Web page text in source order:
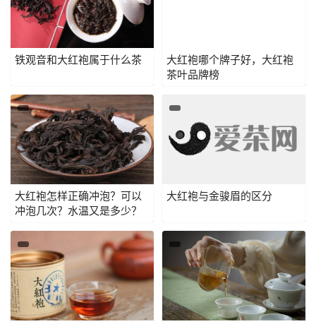
铁观音和大红袍属于什么茶
大红袍哪个牌子好，大红袍
茶叶品牌榜
大红袍怎样正确冲泡？可以
冲泡几次？水温又是多少？
大红袍与金骏眉的区分